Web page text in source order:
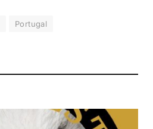
Portugal